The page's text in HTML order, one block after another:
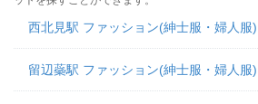
西北見駅 ファッション(紳士服・婦人服)
留辺蘂駅 ファッション(紳士服・婦人服)